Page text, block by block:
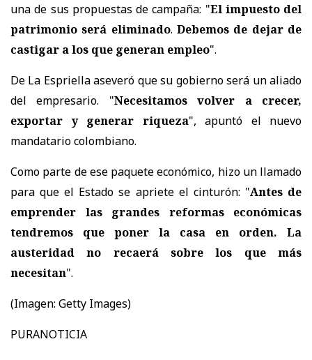
una de sus propuestas de campaña: "El impuesto del
patrimonio será eliminado.Debemos de dejar de
castigar a los que generan empleo".
De La Espriella aseveró que su gobierno será un aliado
del empresario. "Necesitamos volver a crecer,
exportar y generar riqueza", apuntó el nuevo
mandatario colombiano.
Como parte de ese paquete económico, hizo un llamado
para que el Estado se apriete el cinturón: "Antes de
emprender las grandes reformas económicas
tendremos que poner la casa en orden. La
austeridad no recaerá sobre los que más
necesitan".
(Imagen: Getty Images)
PURANOTICIA